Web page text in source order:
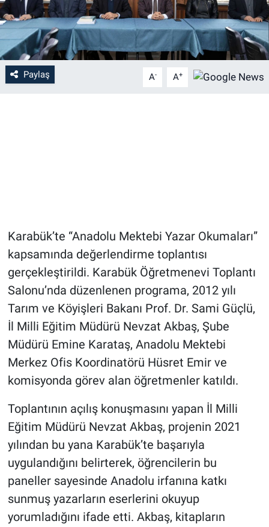
Paylaş A- A+
Karabük’te “Anadolu Mektebi Yazar Okumaları”
kapsamında değerlendirme toplantısı
gerçekleştirildi. Karabük Öğretmenevi Toplantı
Salonu’nda düzenlenen programa, 2012 yılı
Tarım ve Köyişleri Bakanı Prof. Dr. Sami Güçlü,
İl Milli Eğitim Müdürü Nevzat Akbaş, Şube
Müdürü Emine Karataş, Anadolu Mektebi
Merkez Ofis Koordinatörü Hüsret Emir ve
komisyonda görev alan öğretmenler katıldı.
Toplantının açılış konuşmasını yapan İl Milli
Eğitim Müdürü Nevzat Akbaş, projenin 2021
yılından bu yana Karabük’te başarıyla
uygulandığını belirterek, öğrencilerin bu
paneller sayesinde Anadolu irfanına katkı
sunmuş yazarların eserlerini okuyup
yorumladığını ifade etti. Akbaş, kitapların